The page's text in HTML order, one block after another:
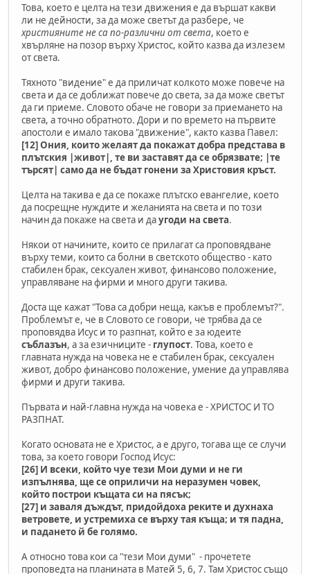
Това, което е целта на тези движения е да вършат какви
ли не дейности, за да може светът да разбере, че
християните не са по-различни от света, което е
хвърляне на позор върху Христос, който казва да излезем
от света.
Тяхното "видение" е да приличат колкото може повече на
света и да се доближат повече до света, за да може светът
да ги приеме. Словото обаче не говори за приемането на
света, а точно обратното. Дори и по времето на първите
апостоли е имало такова "движение", както казва Павел:
[12] Ония, които желаят да покажат добра представа в
плътския |живот|, те ви заставят да се обрязвате; |те
търсят| само да не бъдат гонени за Христовия кръст.
Целта на такива е да се покаже плътско евангелие, което
да посрещне нуждите и желанията на света и по този
начин да покаже на света и даугоди на света.
Някои от начините, които се прилагат са проповядване
върху теми, които са болни в светското общество - като
стабилен брак, сексуален живот, финансово положение,
управляване на фирми и много други такива.
Доста ще кажат "Това са добри неща, какъв е проблемът?".
Проблемът е, че в Словото се говори, че трябва да се
проповядва Исус и то разпнат, който е за юдеите
съблазън, а за езичниците - глупост. Това, което е
главната нужда на човека не е стабилен брак, сексуален
живот, добро финансово положение, умение да управлява
фирми и други такива.
Първата и най-главна нужда на човека е - ХРИСТОС И ТО
РАЗПНАТ.
Когато основата не е Христос, а е друго, тогава ще се случи
това, за което говори Господ Исус:
[26] И всеки, който чуе тези Мои думи и не ги
изпълнява, ще се оприличи на неразумен човек,
който построи къщата си на пясък;
[27] и заваля дъждът, придойдоха реките и духнаха
ветровете, и устремиха се върху тая къща; и тя падна,
и падането й бе голямо.
А относно това кои са "тези Мои думи" - прочетете
проповедта на планината в Матей 5, 6, 7. Там Христос също